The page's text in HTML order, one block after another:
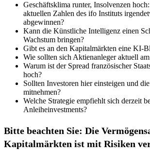
Geschäftsklima runter, Insolvenzen
aktuellen Zahlen des ifo Instituts
abgewinnen?
Kann die Künstliche Intelligenz einen
Wachstum bringen?
Gibt es an den Kapitalmärkten eine KI-
Wie sollten sich Aktienanleger aktuell
Warum ist der Spread französischer
hoch?
Sollten Investoren hier einsteigen und
mitnehmen?
Welche Strategie empfiehlt sich derzeit
Anleiheinvestments?
Bitte beachten Sie: Die
Kapitalmärkten ist mit Risiken